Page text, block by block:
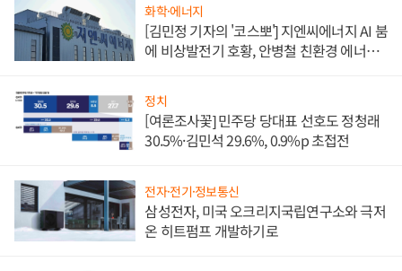
화학·에너지
[김민정 기자의 '코스뽀'] 지엔씨에너지 AI 붐
에 비상발전기 호황, 안병철 친환경 에너지
정치
[여론조사꽃] 민주당 당대표 선호도 정청래
30.5%·김민석 29.6%, 0.9%p 초접전
전자·전기·정보통신
삼성전자, 미국 오크리지국립연구소와 극저
온 히트펌프 개발하기로